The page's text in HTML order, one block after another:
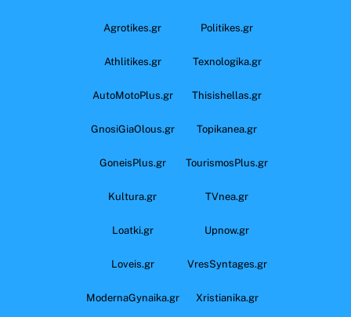
Agrotikes.gr Politikes.gr
Athlitikes.gr Texnologika.gr
AutoMotoPlus.gr Thisishellas.gr
GnosiGiaOlous.gr Topikanea.gr
GoneisPlus.gr TourismosPlus.gr
Kultura.gr TVnea.gr
Loatki.gr Upnow.gr
Loveis.gr VresSyntages.gr
ModernaGynaika.gr Xristianika.gr